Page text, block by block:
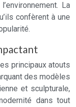
La
confèrent à une
principaux atouts
des modèles
et sculpturale,
dans tout